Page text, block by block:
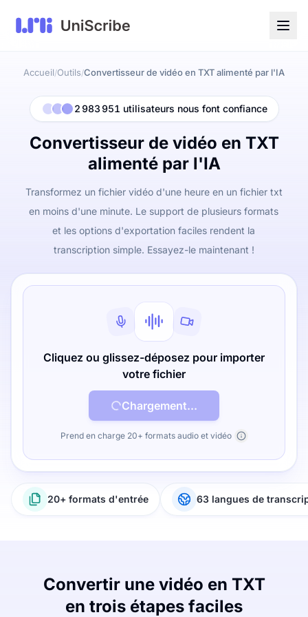
Accueil/Outils/Convertisseur de vidéo en TXT alimenté par l'IA
2 983 951 utilisateurs nous font confiance
Convertisseur de vidéo en TXT
alimenté par l'IA
Transformez un fichier vidéo d'une heure en un fichier txt
en moins d'une minute. Le support de plusieurs formats
et les options d'exportation faciles rendent la
transcription simple. Essayez-le maintenant !
Cliquez ou glissez-déposez pour importer
votre fichier
Chargement...
Prend en charge 20+ formats audio et vidéo
20+ formats d'entrée 63 langues de
Convertir une vidéo en TXT
en trois étapes faciles